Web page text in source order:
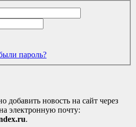
пароль?
добавить новость на сайт через
электронную почту:
.